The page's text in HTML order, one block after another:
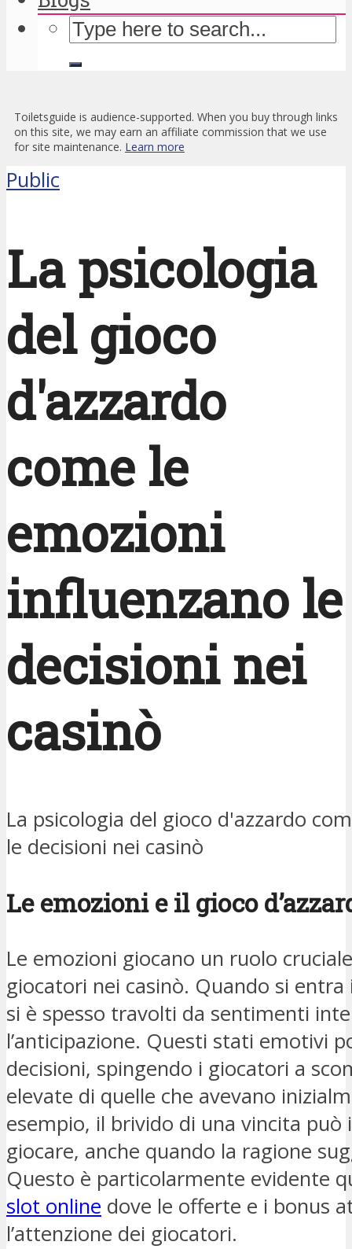
Toiletsguide is audience-supported. When you buy through links
on this site, we may earn an affiliate commission that we use
for site maintenance. Learn more
Public
La psicologia
del gioco
d'azzardo
come le
emozioni
influenzano le
decisioni nei
casinò
La psicologia del gioco d'azzardo
le decisioni nei casinò
Le emozioni e il gioco
Le emozioni giocano un ruolo
giocatori nei casinò. Quando si
si è spesso travolti da sentimenti
l’anticipazione. Questi stati emotivi
decisioni, spingendo i giocatori a
elevate di quelle che avevano
esempio, il brivido di una vincita
giocare, anche quando la ragione
Questo è particolarmente evidente
slot online dove le offerte e i bonus
l’attenzione dei giocatori.